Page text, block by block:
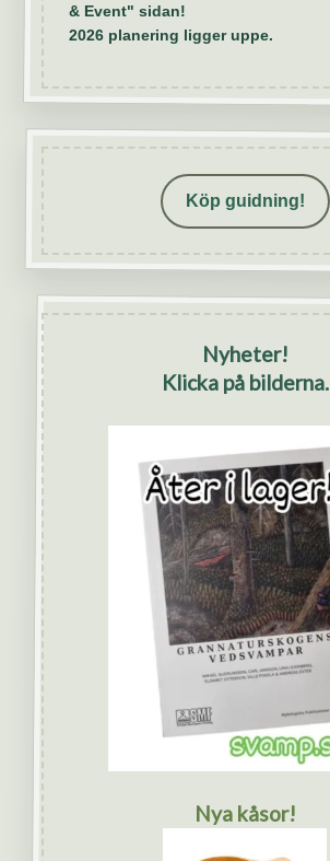
& Event" sidan!
2026 planering ligger uppe.
Köp guidning!
Nyheter!
Klicka på bilderna.
Nya kåsor!